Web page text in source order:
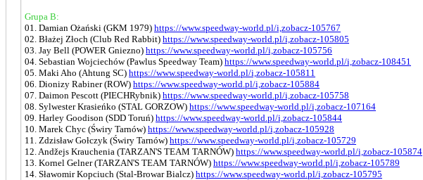
Grupa B:
01. Damian Ożański (GKM 1979) https://www.speedway-world.pl/i,zobacz-105767
02. Błażej Złoch (Club Red Rabbit) https://www.speedway-world.pl/i,zobacz-105805
03. Jay Bell (POWER Gniezno) https://www.speedway-world.pl/i,zobacz-105756
04. Sebastian Wojciechów (Pawlus Speedway Team) https://www.speedway-world.pl/i,zobacz-108451
05. Maki Aho (Ahtung SC) https://www.speedway-world.pl/i,zobacz-105811
06. Dionizy Rabiner (ROW) https://www.speedway-world.pl/i,zobacz-105884
07. Daimon Pescott (PIECHRybnik) https://www.speedway-world.pl/i,zobacz-105758
08. Sylwester Krasieńko (STAL GORZOW) https://www.speedway-world.pl/i,zobacz-107164
09. Harley Goodison (SDD Toruń) https://www.speedway-world.pl/i,zobacz-105844
10. Marek Chyc (Świry Tarnów) https://www.speedway-world.pl/i,zobacz-105928
11. Zdzisław Gołczyk (Świry Tarnów) https://www.speedway-world.pl/i,zobacz-105729
12. Andžejs Krauchenia (TARZAN'S TEAM TARNÓW) https://www.speedway-world.pl/i,zobacz-105874
13. Kornel Gelner (TARZAN'S TEAM TARNÓW) https://www.speedway-world.pl/i,zobacz-105789
14. Sławomir Kopciuch (Stal-Browar Bialcz) https://www.speedway-world.pl/i,zobacz-105795